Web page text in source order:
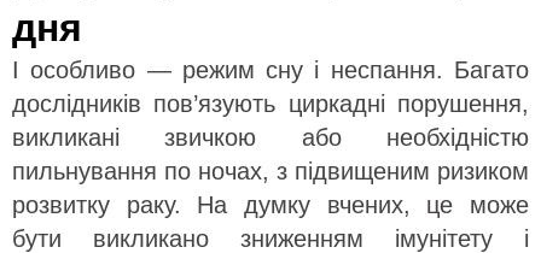
дня
І особливо — режим сну і неспання. Багато
дослідників пов’язують циркадні порушення,
викликані звичкою або необхідністю
пильнування по ночах, з підвищеним ризиком
розвитку раку. На думку вчених, це може
бути викликано зниженням імунітету і